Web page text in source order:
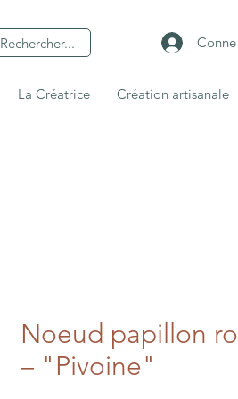
Rechercher...
La Créatrice Création artisanale
Noeud papillon
– "Pivoine"